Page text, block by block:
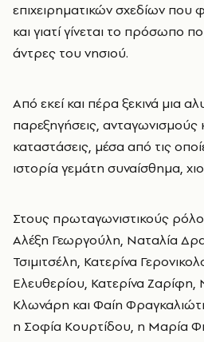
επιχειρηματικών σχεδίων που
και γιατί γίνεται το πρόσωπο
άντρες του νησιού.
Από εκεί και πέρα ξεκινά μια
παρεξηγήσεις, ανταγωνισμούς
καταστάσεις, μέσα από τις
ιστορία γεμάτη συναίσθημα,
Στους πρωταγωνιστικούς
Αλέξη Γεωργούλη, Ναταλία
Τσιμιτσέλη, Κατερίνα
Ελευθερίου, Κατερίνα
Κλωνάρη και Φαίη
η Σοφία Κουρτίδου, η Μαρία